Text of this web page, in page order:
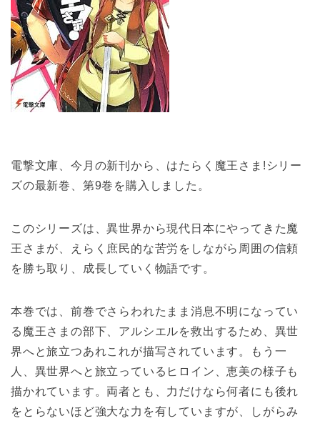
電撃文庫、今月の新刊から、はたらく魔王さま!シリー
ズの最新巻、第9巻を購入しました。
このシリーズは、異世界から現代日本にやってきた魔
王さまが、えらく庶民的な苦労をしながら周囲の信頼
を勝ち取り、成長していく物語です。
本巻では、前巻でさらわれたまま消息不明になってい
る魔王さまの部下、アルシエルを救出するため、異世
界へと旅立つあれこれが描写されています。もう一
人、異世界へと旅立っているヒロイン、恵美の様子も
描かれています。両者とも、力だけなら何者にも後れ
をとらないほど強大な力を有していますが、しがらみ